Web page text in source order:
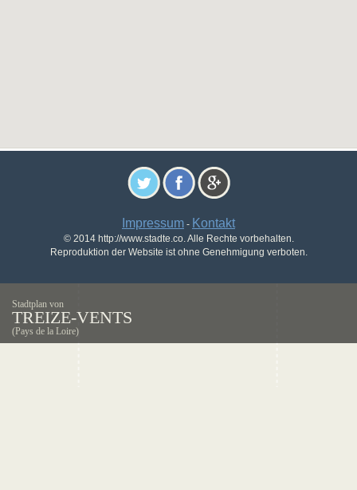
Impressum - Kontakt
© 2014 http://www.stadte.co. Alle Rechte vorbehalten.
Reproduktion der Website ist ohne Genehmigung verboten.
Stadtplan von
TREIZE-VENTS
(Pays de la Loire)